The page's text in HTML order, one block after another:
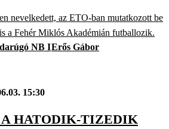
nevelkedett, az ETO-ban mutatkozott be
a Fehér Miklós Akadémián futballozik.
NB IErős Gábor
15:30
A HATODIK-TIZEDIK